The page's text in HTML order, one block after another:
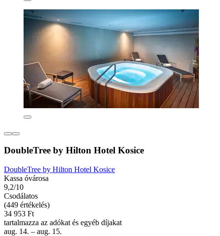
DoubleTree by Hilton Hotel Kosice
DoubleTree by Hilton Hotel Kosice
Kassa óvárosa
9,2/10
Csodálatos
(449 értékelés)
34 953 Ft
tartalmazza az adókat és egyéb díjakat
aug. 14. – aug. 15.